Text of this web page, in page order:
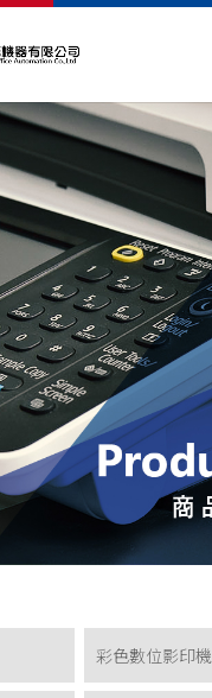
彩色數位影印機